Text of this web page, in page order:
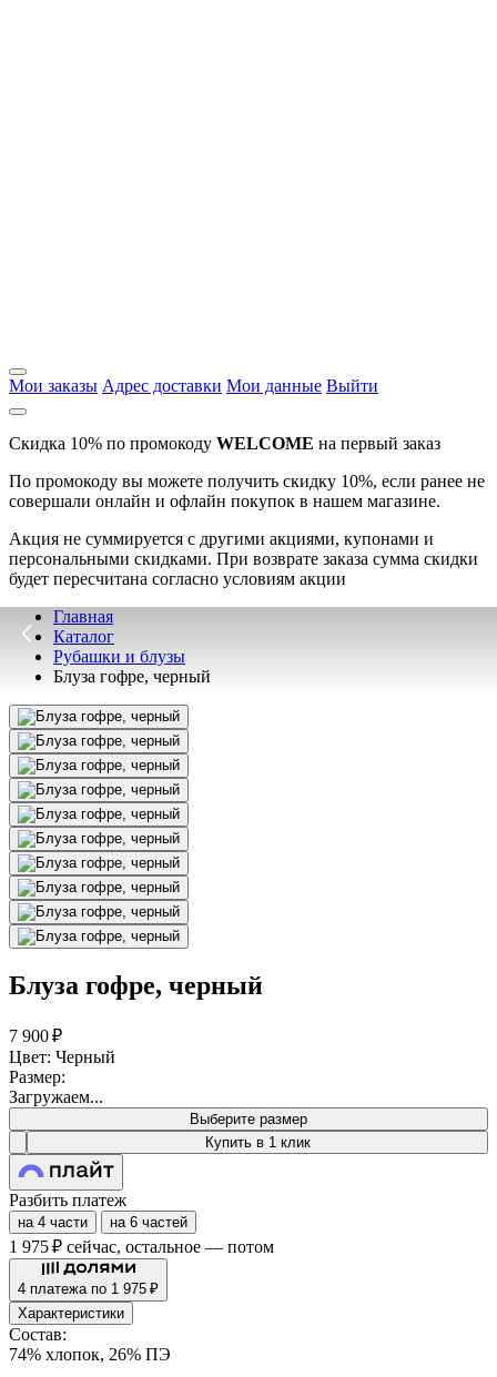
Мои заказы Адрес доставки Мои данные Выйти
Скидка 10% по промокоду WELCOME на первый заказ
По промокоду вы можете получить скидку 10%, если ранее не
совершали онлайн и офлайн покупок в нашем магазине.
Акция не суммируется с другими акциями, купонами и
персональными скидками. При возврате заказа сумма скидки
будет пересчитана согласно условиям акции
Главная
Каталог
Рубашки и блузы
Блуза гофре, черный
Блуза гофре, черный
7 900 ₽
Цвет: Черный
Размер:
Загружаем...
Выберите размер
Купить в 1 клик
Разбить платеж
на 4 части на 6 частей
1 975 ₽ сейчас, остальное — потом
4 платежа по 1 975 ₽
Характеристики
Состав:
74% хлопок, 26% ПЭ